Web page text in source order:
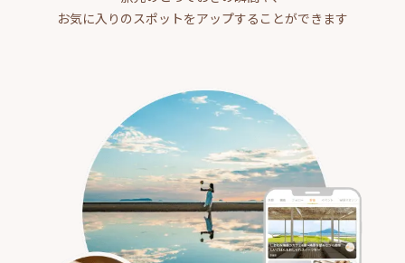
お気に入りのスポットをアップすることができます